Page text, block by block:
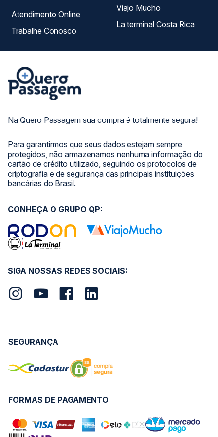
Na Quero Passagem sua compra é totalmente segura!
Para garantirmos que seus dados estejam sempre
protegidos, não armazenamos nenhuma informação do
cartão de crédito utilizado, seguindo os protocolos de
criptografia e de segurança das principais instituições
bancárias do Brasil.
Atendimento Online
Trabalhe Conosco
Viajo Mucho
La terminal Costa Rica
SIGA NOSSAS REDES SOCIAIS:
CONHEÇA O GRUPO QP:
FORMAS DE PAGAMENTO
SEGURANÇA